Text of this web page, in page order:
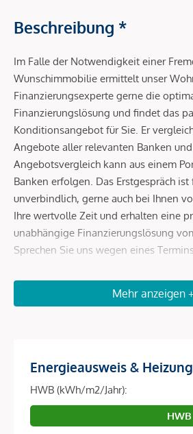
Beschreibung *
Im Falle der Notwendigkeit einer
Wunschimmobilie ermittelt unser
Finanzierungsexperte gerne die
Finanzierungslösung und findet das
Konditionsangebot für Sie. Er
Angebote aller relevanten Banken
Angebotsvergleich kann aus einem
Banken erfolgen. Das Erstgespräch
unverbindlich, gerne auch bei Ihnen
Ihre wertvolle Zeit und erhalten eine
unabhängige Finanzierungslösung
Sprechen Sie uns wegen eines
Zum Verkauf gelangt eine 2- Zimmer
Vorraum, ein Badezimmer und ein
dazu bietet die Wohnung eine ca. 4
Zimmern der Wohnung wurde
verlegt und in den Nassräumen
Mehr anzeigen +
Energieausweis & Heizung
HWB (kWh/m2/Jahr):